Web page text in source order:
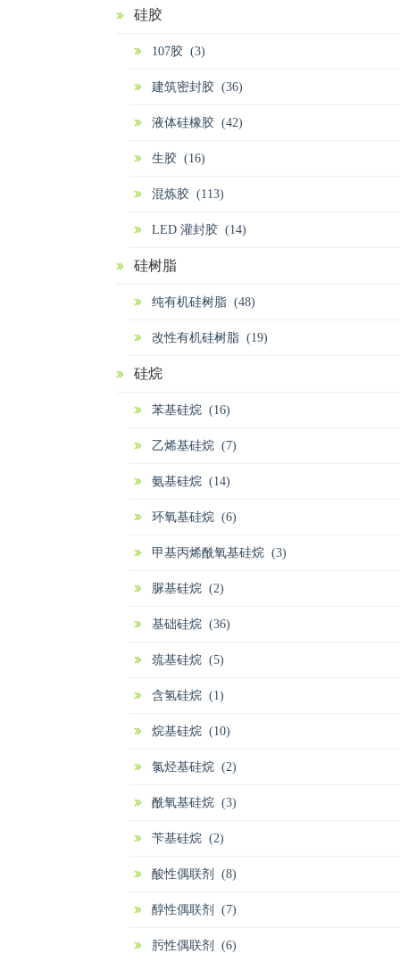
硅胶
107胶 (3)
建筑密封胶 (36)
液体硅橡胶 (42)
生胶 (16)
混炼胶 (113)
LED 灌封胶 (14)
硅树脂
纯有机硅树脂 (48)
改性有机硅树脂 (19)
硅烷
苯基硅烷 (16)
乙烯基硅烷 (7)
氨基硅烷 (14)
环氧基硅烷 (6)
甲基丙烯酰氧基硅烷 (3)
脲基硅烷 (2)
基础硅烷 (36)
巯基硅烷 (5)
含氢硅烷 (1)
烷基硅烷 (10)
氯烃基硅烷 (2)
酰氧基硅烷 (3)
苄基硅烷 (2)
酸性偶联剂 (8)
醇性偶联剂 (7)
肟性偶联剂 (6)